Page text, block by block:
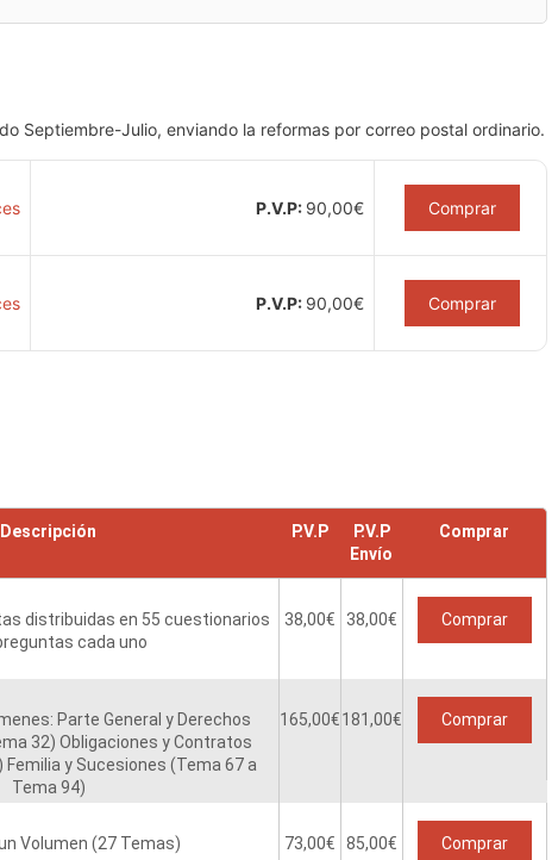
Septiembre-Julio, enviando la reformas por correo postal ordinario.
P.V.P: 90,00€ Comprar
P.V.P: 90,00€ Comprar
Descripción P.V.P
P.V.P
Envío
Comprar
distribuidas en 55 cuestionarios
cada uno
38,00€ 38,00€ Comprar
Parte General y Derechos
32) Obligaciones y Contratos
y Sucesiones (Tema 67 a
Tema 94)
165,00€181,00€ Comprar
Volumen (27 Temas) 73,00€ 85,00€ Comprar